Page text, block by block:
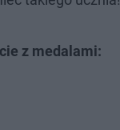
z medalami: